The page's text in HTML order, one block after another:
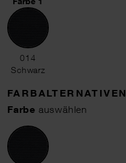
014 Schwarz
014
Schwarz
FARBALTERNATIVEN
Farbe auswählen